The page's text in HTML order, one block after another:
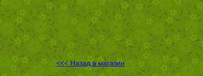
<<< Назад в магазин